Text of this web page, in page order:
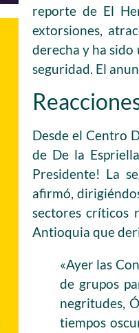
reporte de El
extorsiones,
derecha y ha
seguridad. El
Desde el Centro
de De la
Presidente! La
afirmó,
sectores críticos
Antioquia que
«Ayer las
de grupos
negritudes,
tiempos